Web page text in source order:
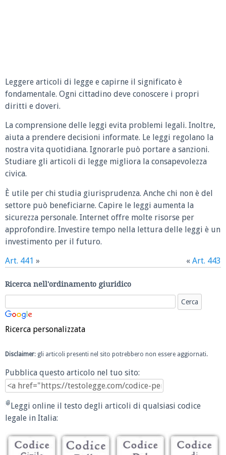
Leggere articoli di legge e capirne il significato è
fondamentale. Ogni cittadino deve conoscere i propri
diritti e doveri.
La comprensione delle leggi evita problemi legali. Inoltre,
aiuta a prendere decisioni informate. Le leggi regolano la
nostra vita quotidiana. Ignorarle può portare a sanzioni.
Studiare gli articoli di legge migliora la consapevolezza
civica.
È utile per chi studia giurisprudenza. Anche chi non è del
settore può beneficiarne. Capire le leggi aumenta la
sicurezza personale. Internet offre molte risorse per
approfondire. Investire tempo nella lettura delle leggi è un
investimento per il futuro.
Art. 441 » « Art. 443
Ricerca nell'ordinamento giuridico
Ricerca personalizzata
Disclaimer: gli articoli presenti nel sito potrebbero non essere aggiornati.
Pubblica questo articolo nel tuo sito:
Leggi online il testo degli articoli di qualsiasi codice
legale in Italia: